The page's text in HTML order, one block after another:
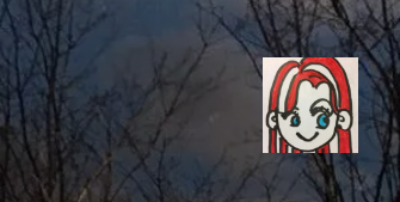
コ
テ
ン
ツ
へ
ス